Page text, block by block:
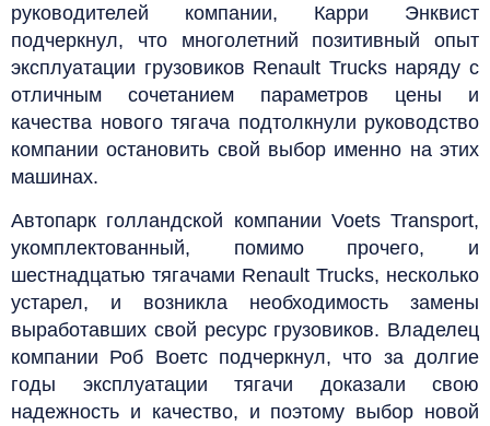
руководителей компании, Карри Энквист
подчеркнул, что многолетний позитивный опыт
эксплуатации грузовиков Renault Trucks наряду с
отличным сочетанием параметров цены и
качества нового тягача подтолкнули руководство
компании остановить свой выбор именно на этих
машинах.
Автопарк голландской компании Voets Transport,
укомплектованный, помимо прочего, и
шестнадцатью тягачами Renault Trucks, несколько
устарел, и возникла необходимость замены
выработавших свой ресурс грузовиков. Владелец
компании Роб Воетс подчеркнул, что за долгие
годы эксплуатации тягачи доказали свою
надежность и качество, и поэтому выбор новой